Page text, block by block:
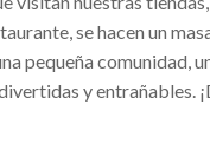
se hacen un
pequeña comunidad,
y entrañables.